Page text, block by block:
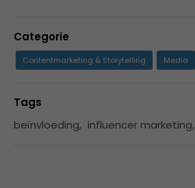
Categorie
Contentmarketing & Storytelling Media
Tags
beïnvloeding, influencer marketing,